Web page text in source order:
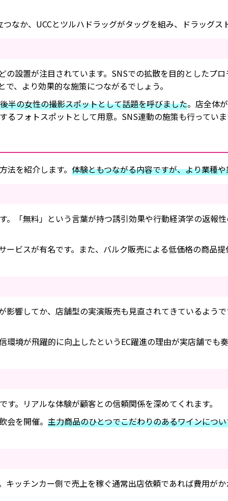
なか、UCCとツルハドラッグがタッグを組み、ドラッグ
設置が注目されています。SNSでの拡散を目的としたプ
、より効果的な施策につながるでしょう。
半の女性の撮影スポットとして話題を呼びました。店全体
フォトスポットとして用意。SNS連動の施策も行ってい
を紹介します。 体験ともつながる内容ですが、より業種
「無料」という言葉が持つ誘引効果や行動経済学の返報
ビスが有名です。また、バルク販売による低価格の商品
響してか、店舗型の実演販売も見直されてきているよう
環境が飛躍的に向上したというEC躍進の理由が実店舗で
。リアルな体験が顧客との信頼関係を深めてくれます。
を開催。 主力商品のひとつでこだわりのあるワインにつ
ッチンカー側で売上を稼ぐ通常出店依頼であれば費用が